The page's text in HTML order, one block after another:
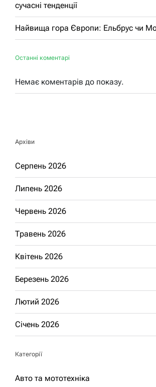
сучасні тенденції
Найвища гора Європи: Ельбрус чи
Останні коментарі
Немає коментарів до показу.
Архіви
Серпень 2026
Липень 2026
Червень 2026
Травень 2026
Квітень 2026
Березень 2026
Лютий 2026
Січень 2026
Категорії
Авто та мототехніка